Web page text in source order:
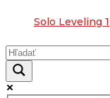
Solo Leveling 1